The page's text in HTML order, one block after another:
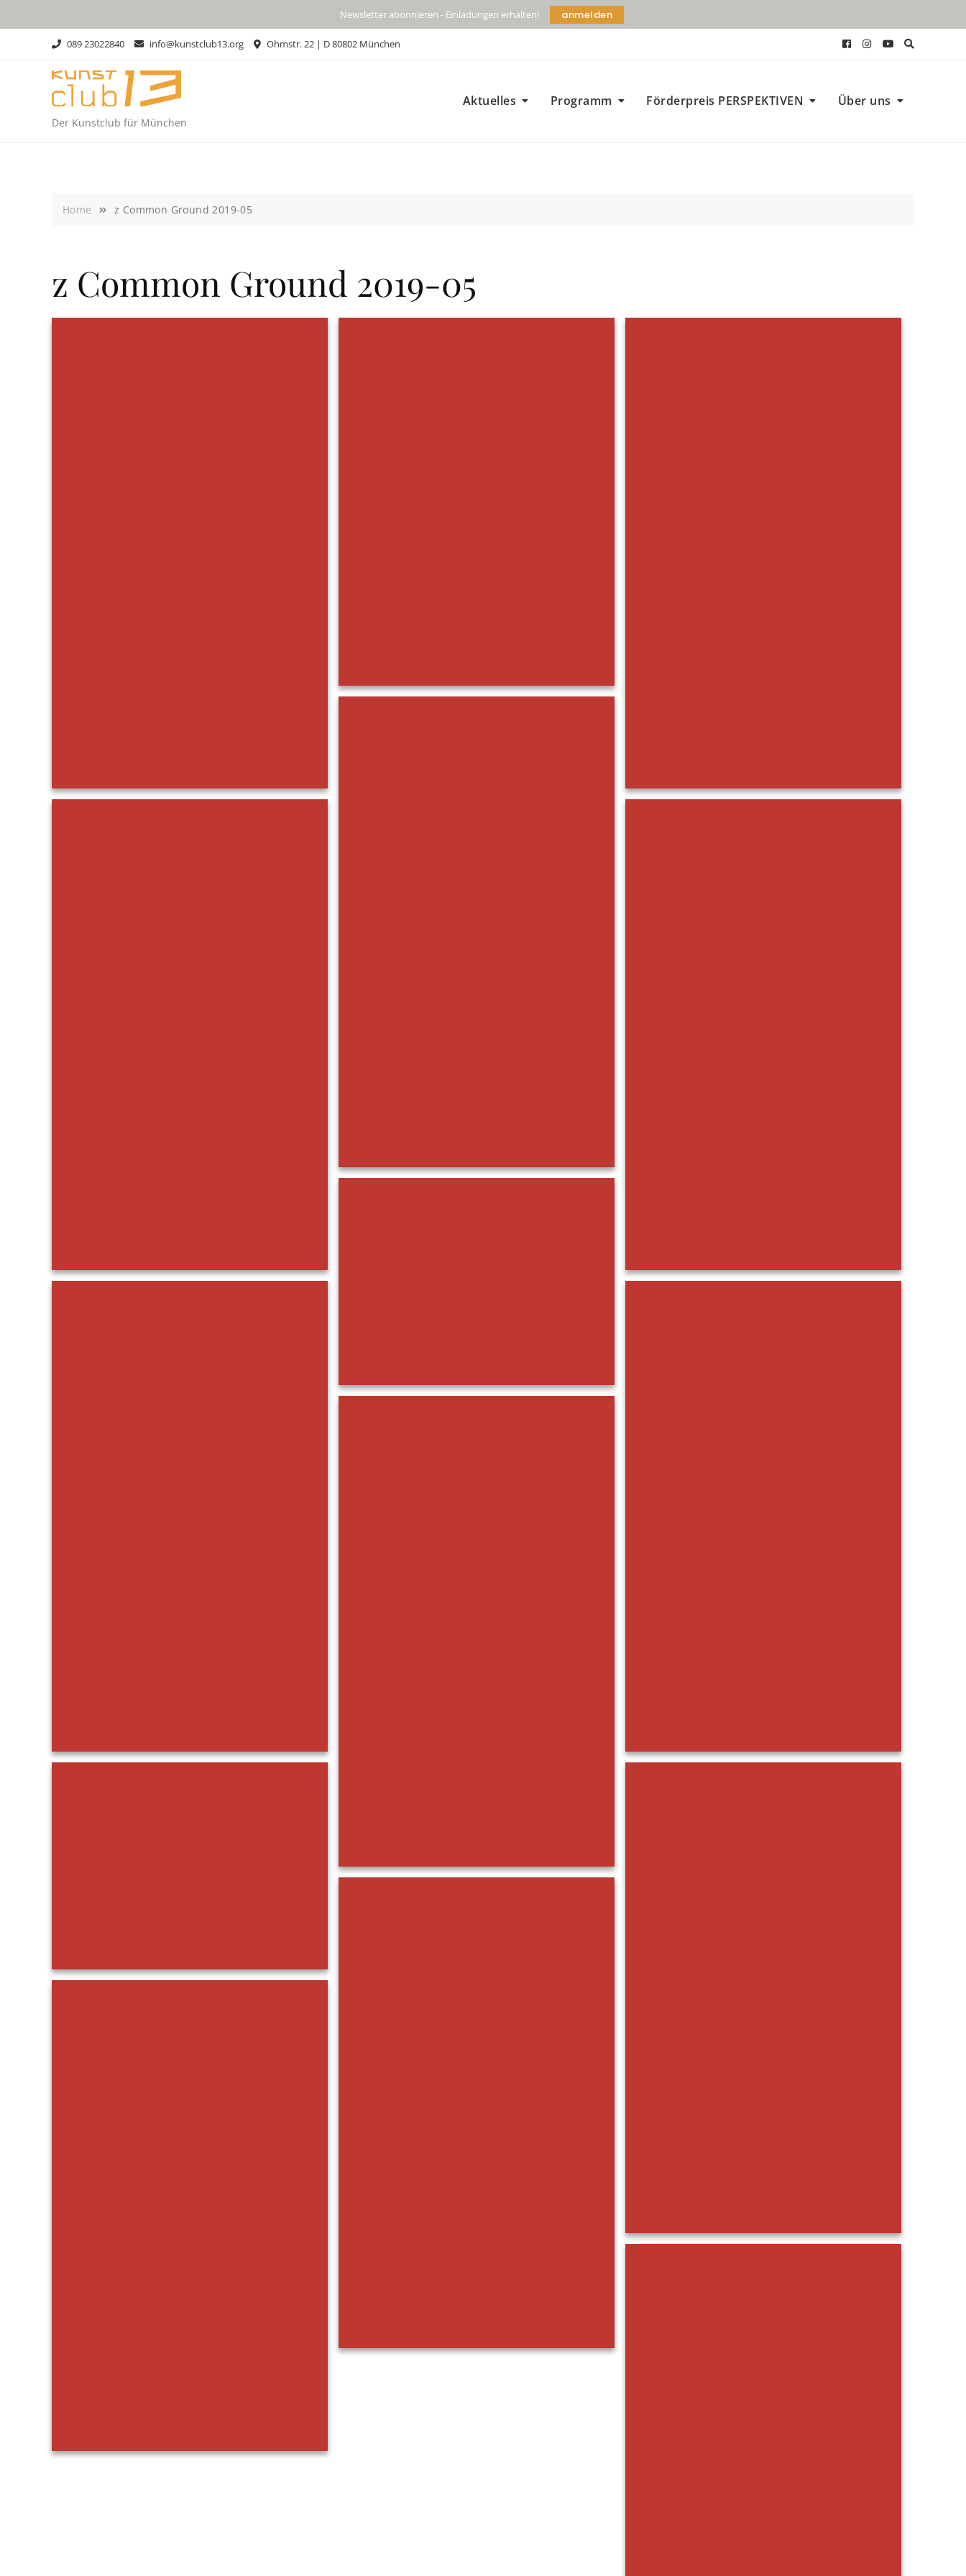
Newsletter abonnieren - Einladungen erhalten! anmelden
089 23022840 info@kunstclub13.org Ohmstr. 22 | D 80802 München
Der Kunstclub für München
Aktuelles Programm Förderpreis PERSPEKTIVEN Über uns
Home z Common Ground 2019-05
z Common Ground 2019-05